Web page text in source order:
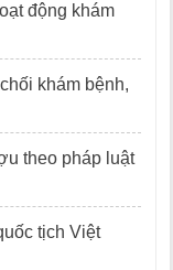
động khám
khám bệnh,
theo pháp luật
tịch Việt